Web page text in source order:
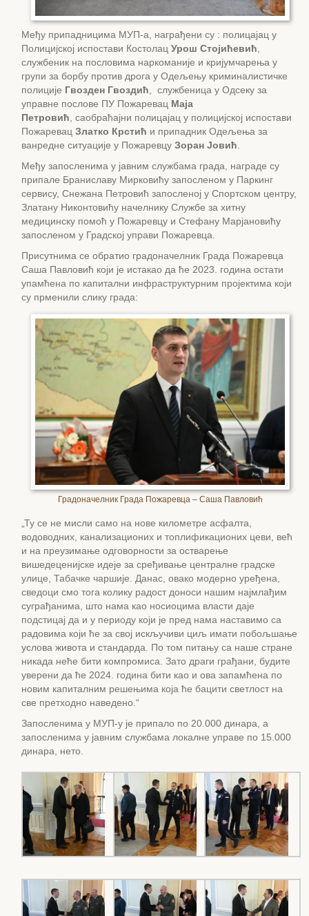
Међу припадницима МУП-а, награђени су : полицајац у
Полицијској испостави Костолац Урош Стојићевић,
службеник на пословима наркоманије и кријумчарења у
групи за борбу против дрога у Одељењу криминалистичке
полиције Гвозден Гвоздић, службеница у Одсеку за
управне послове ПУ Пожаревац Маја
Петровић, саобраћајни полицајац у полицијској испостави
Пожаревац Златко Крстић и припадник Одељења за
ванредне ситуације у Пожаревцу Зоран Јовић.
Међу запосленима у јавним службама града, награде су
припале Браниславу Мирковићу запосленом у Паркинг
сервису, Снежана Петровић запосленој у Спортском центру,
Златану Никонтовићу начелнику Службе за хитну
медицинску помоћ у Пожаревцу и Стефану Марјановићу
запосленом у Градској управи Пожаревца.
Присутнима се обратио градоначелник Града Пожаревца
Саша Павловић који је истакао да ће 2023. година остати
упамћена по капитални инфраструктурним пројектима који
су прменили слику града:
Градоначелник Града Пожаревца – Саша Павловић
„Ту се не мисли само на нове километре асфалта,
водоводних, канализационих и топлификационих цеви, већ
и на преузимање одговорности за остварење
вишедеценијске идеје за сређивање централне градске
улице, Табачке чаршије. Данас, овако модерно уређена,
сведоци смо тога колику радост доноси нашим најмлађим
суграђанима, што нама као носиоцима власти даје
подстицај да и у периоду који је пред нама наставимо са
радовима који ће за свој искључиви циљ имати побољшање
услова живота и стандарда. По том питању са наше стране
никада неће бити компромиса. Зато драги грађани, будите
уверени да ће 2024. година бити као и ова запамћена по
новим капиталним решењима која ће бацити светлост на
све претходно наведено.“
Запосленима у МУП-у је припало по 20.000 динара, а
запосленима у јавним службама локалне управе по 15.000
динара, нето.